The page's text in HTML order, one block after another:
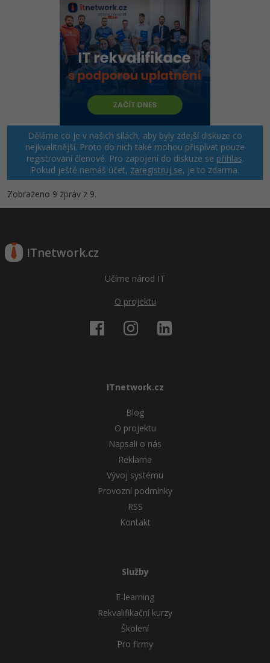
Děláme co je v našich silách, aby byly zdejší diskuze co
nejkvalitnější. Proto do nich také mohou přispívat pouze
registrovaní členové. Pro zapojení do diskuze se přihlas.
Pokud ještě nemáš účet, zaregistruj se, je to zdarma.
Zobrazeno 9 zpráv z 9.
ITnetwork.cz
Učíme národ IT
O projektu
ITnetwork.cz
Blog
O projektu
Napsali o nás
Reklama
Vývoj systému
Provozní podmínky
RSS
Kontakt
Služby
E-learning
Rekvalifikační kurzy
Školení
Pro firmy